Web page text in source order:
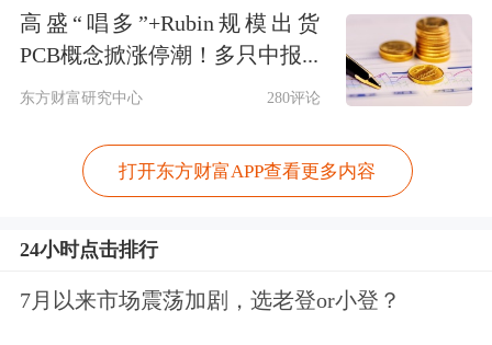
吨，可以收取一定保险费。如果价格高
于3.2万元/吨，则可以按照3.2万元/吨销
在结合静态套期保值和动态套期保值方
高盛“唱多”+Rubin规模出货
PCB概念掀涨停潮！多只中报...
东方财富研究中心 280评论
打开东方财富APP查看更多内容
24小时点击排行
7月以来市场震荡加剧，选老登or小登？